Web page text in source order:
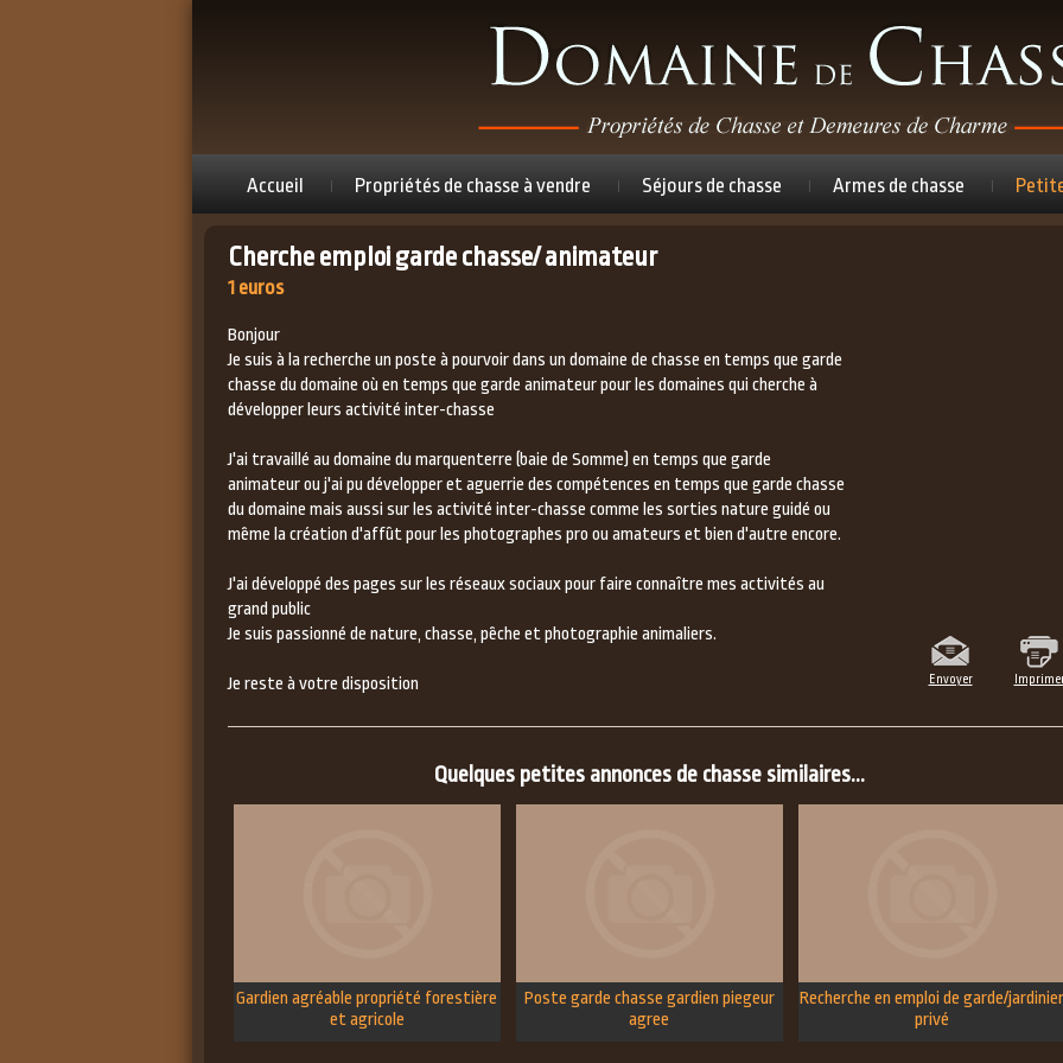
Accueil Propriétés de chasse à vendre Séjours de chasse Armes de chasse
Cherche emploi garde chasse/ animateur
1 euros
Bonjour
Je suis à la recherche un poste à pourvoir dans un domaine de chasse en temps que garde
chasse du domaine où en temps que garde animateur pour les domaines qui cherche à
développer leurs activité inter-chasse
J'ai travaillé au domaine du marquenterre (baie de Somme) en temps que garde
animateur ou j'ai pu développer et aguerrie des compétences en temps que garde chasse
du domaine mais aussi sur les activité inter-chasse comme les sorties nature guidé ou
même la création d'affût pour les photographes pro ou amateurs et bien d'autre encore.
J'ai développé des pages sur les réseaux sociaux pour faire connaître mes activités au
grand public
Je suis passionné de nature, chasse, pêche et photographie animaliers.
Je reste à votre disposition Envoyer
Quelques petites annonces de chasse similaires...
Gardien agréable propriété forestière
et agricole
Poste garde chasse gardien piegeur
agree
Recherche en emploi de garde/jardinier
privé